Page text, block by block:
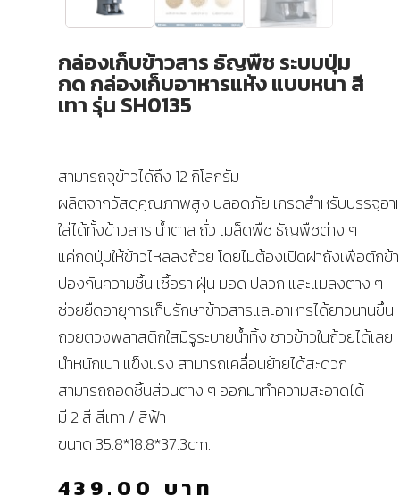
กล่องเก็บข้าวสาร ธัญพืช ระบบปุ่ม
กด กล่องเก็บอาหารแห้ง แบบหนา สี
เทา รุ่น SH0135
สามารถจุข้าวได้ถึง 12 กิโลกรัม
ผลิตจากวัสดุคุณภาพสูง ปลอดภัย เกรดสำหรับบรรจุอา
ใส่ได้ทั้งข้าวสาร น้ำตาล ถั่ว เมล็ดพืช ธัญพืชต่าง ๆ
แค่กดปุ่มให้ข้าวไหลลงถ้วย โดยไม่ต้องเปิดฝาถังเพื่อตักข้
ปองกันความชื้น เชื้อรา ฝุ่น มอด ปลวก และแมลงต่าง ๆ
ช่วยยืดอายุการเก็บรักษาข้าวสารและอาหารได้ยาวนานขึ้น
ถวยตวงพลาสติกใสมีรูระบายน้ำทิ้ง ซาวข้าวในถ้วยได้เลย
นำหนักเบา แข็งแรง สามารถเคลื่อนย้ายได้สะดวก
สามารถถอดชิ้นส่วนต่าง ๆ ออกมาทำความสะอาดได้
มี 2 สี สีเทา / สีฟ้า
ขนาด 35.8*18.8*37.3cm.
439.00 บาท